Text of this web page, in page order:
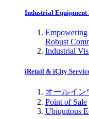
Industrial Equipment
Robust
Industrial
iRetail & iCity
オールイン
Point of Sale
Ubiquitous